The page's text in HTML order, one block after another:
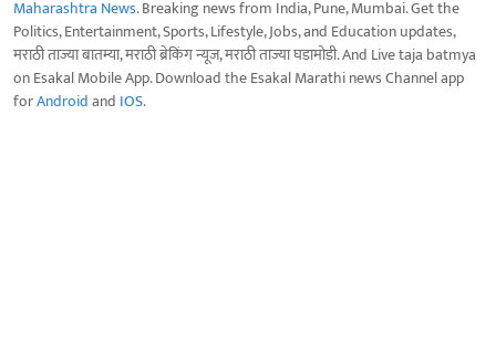
Maharashtra News. Breaking news from India, Pune, Mumbai. Get the
Politics, Entertainment, Sports, Lifestyle, Jobs, and Education updates,
मराठी ताज्या बातम्या, मराठी ब्रेकिंग न्यूज, मराठी ताज्या घडामोडी. And Live taja batmya
on Esakal Mobile App. Download the Esakal Marathi news Channel app
forAndroidand IOS.